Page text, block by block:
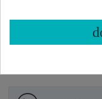
Rėmelio dydis yra
standartinėms
stovėjimo